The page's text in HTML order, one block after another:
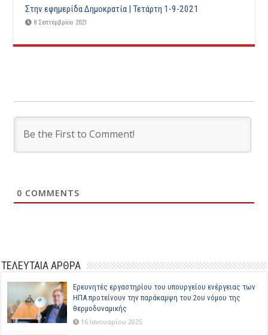
Στην εφημερίδα Δημοκρατία | Τετάρτη 1-9-2021
8 Σεπτεμβρίου 2021
0 COMMENTS
ΤΕΛΕΥΤΑΙΑ ΑΡΘΡΑ
Ερευνητές εργαστηρίου του υπουργείου ενέργειας των
ΗΠΑ προτείνουν την παράκαμψη του 2ου νόμου της
θερμοδυναμικής
16 Ιανουαρίου 2025